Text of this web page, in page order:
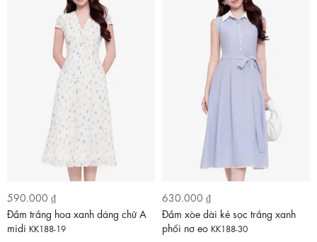
590.000 ₫
Đầm trắng hoa xanh dáng chữ A
midi KK188-19
630.000 ₫
Đầm xòe dài kẻ sọc trắng xanh
phối nơ eo KK188-30